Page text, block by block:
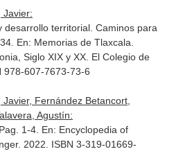
Javier:
desarrollo territorial. Caminos para
En: Memorias de Tlaxcala.
Siglo XIX y XX. El Colegio de
978-607-7673-73-6
Fernández Betancort,
Agustín:
1-4. En: Encyclopedia of
2022. ISBN 3-319-01669-